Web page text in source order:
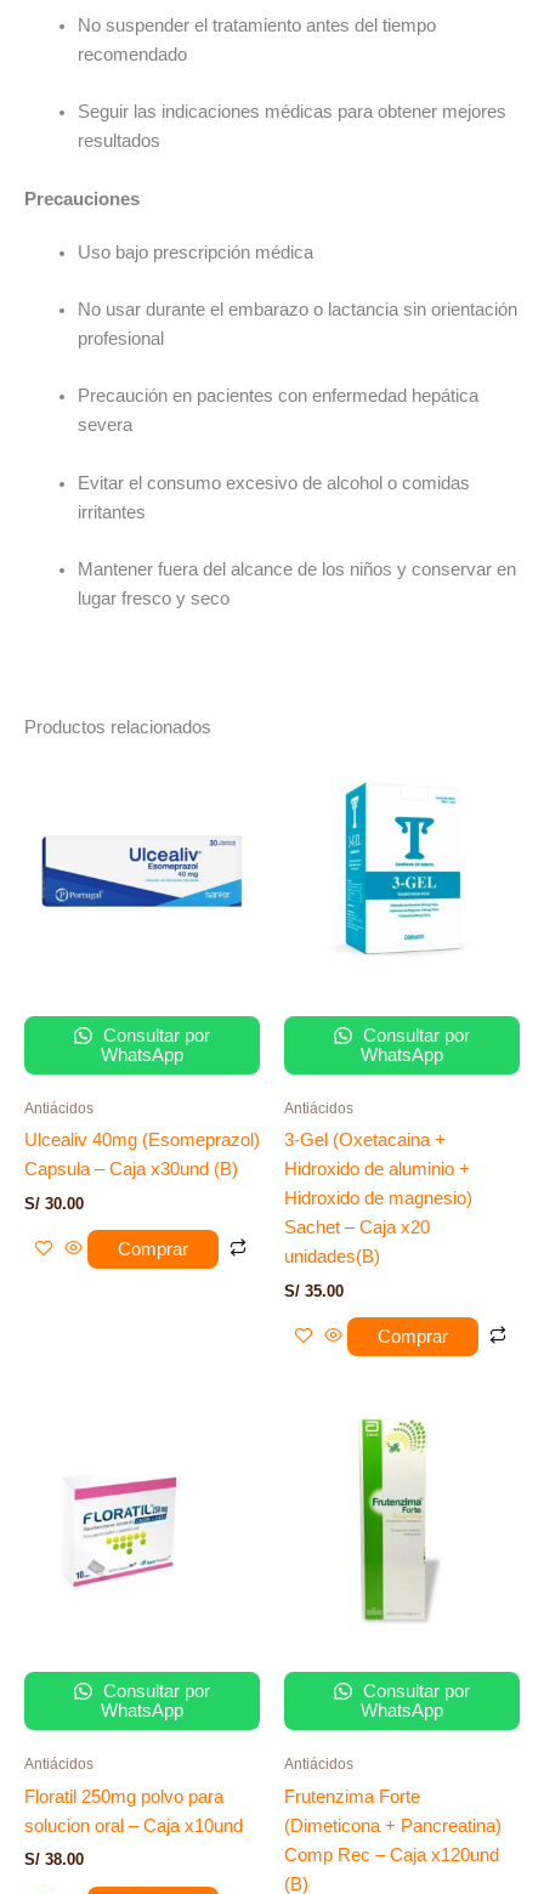
No suspender el tratamiento antes del tiempo
recomendado
Seguir las indicaciones médicas para obtener mejores
resultados
Precauciones
Uso bajo prescripción médica
No usar durante el embarazo o lactancia sin orientación
profesional
Precaución en pacientes con enfermedad hepática
severa
Evitar el consumo excesivo de alcohol o comidas
irritantes
Mantener fuera del alcance de los niños y conservar en
lugar fresco y seco
Productos relacionados
Consultar por
WhatsApp
Antiácidos
Ulcealiv 40mg (Esomeprazol)
Capsula – Caja x30und (B)
S/ 30.00
Comprar
Consultar por
WhatsApp
Antiácidos
3-Gel (Oxetacaina +
Hidroxido de aluminio +
Hidroxido de magnesio)
Sachet – Caja x20
unidades(B)
S/ 35.00
Comprar
Consultar por
WhatsApp
Antiácidos
Floratil 250mg polvo para
solucion oral – Caja x10und
S/ 38.00
Consultar por
WhatsApp
Antiácidos
Frutenzima Forte
(Dimeticona + Pancreatina)
Comp Rec – Caja x120und
(B)